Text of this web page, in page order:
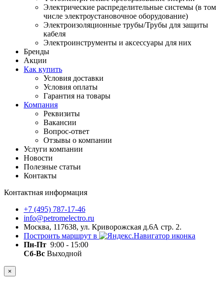
Электрические распределительные системы (в том
числе электроустановочное оборудование)
Электроизоляционные трубы/Трубы для защиты
кабеля
Электроинструменты и аксессуары для них
Бренды
Акции
Как купить
Условия доставки
Условия оплаты
Гарантия на товары
Компания
Реквизиты
Вакансии
Вопрос-ответ
Отзывы о компании
Услуги компании
Новости
Полезные статьи
Контакты
Контактная информация
+7 (495) 787-17-46
info@petromelectro.ru
Москва, 117638, ул. Криворожская д.6А стр. 2.
Построить маршрут в
Пн-Пт 9:00 - 15:00
Сб-Вс Выходной
×